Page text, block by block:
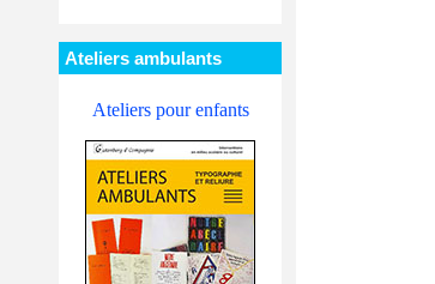
Ateliers ambulants
Ateliers pour enfants